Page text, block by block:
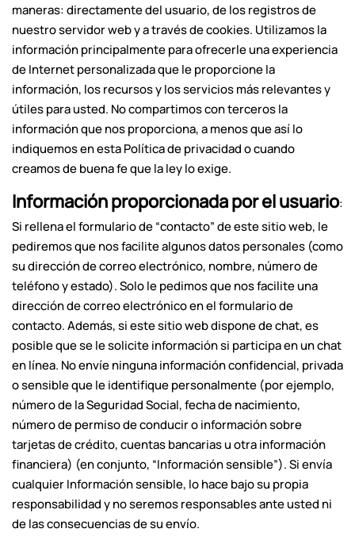
maneras: directamente del usuario, de los registros de
nuestro servidor web y a través de cookies. Utilizamos la
información principalmente para ofrecerle una experiencia
de Internet personalizada que le proporcione la
información, los recursos y los servicios más relevantes y
útiles para usted. No compartimos con terceros la
información que nos proporciona, a menos que así lo
indiquemos en esta Política de privacidad o cuando
creamos de buena fe que la ley lo exige.
Información proporcionada por el usuario:
Si rellena el formulario de “contacto” de este sitio web, le
pediremos que nos facilite algunos datos personales (como
su dirección de correo electrónico, nombre, número de
teléfono y estado). Solo le pedimos que nos facilite una
dirección de correo electrónico en el formulario de
contacto. Además, si este sitio web dispone de chat, es
posible que se le solicite información si participa en un chat
en línea. No envíe ninguna información confidencial, privada
o sensible que le identifique personalmente (por ejemplo,
número de la Seguridad Social, fecha de nacimiento,
número de permiso de conducir o información sobre
tarjetas de crédito, cuentas bancarias u otra información
financiera) (en conjunto, “Información sensible”). Si envía
cualquier Información sensible, lo hace bajo su propia
responsabilidad y no seremos responsables ante usted ni
de las consecuencias de su envío.